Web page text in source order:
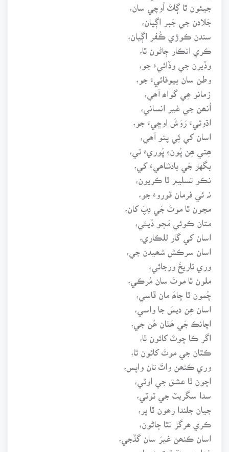
جيئون ٿا ڳاٽَ اُوچي سان،
جَلادن جي جَبر اڳيان،
سندن ڪوڙي ڪُفر اڳيان،
ڪري انڪار ڄاڻون ٿا،
وڏيرن جي وڏائيءَ جو،
وطن سان بيوفائيءَ جو،
زمانو ھِي گواھ آھي،
اُنھن جي غير انساني،
اڌوتيءَ رَوَشَ اوڇيءَ جو،
اسان کي ئِي پتو آھي،
ھِتي ھِن ڀُونءِ ڀُوريءَ تي،
بگهڙ جَي بادشاھيءَ کي،
نڪو تسليم ٿا ڪريون،
نہ ئي فرمان ڦوروءَ جو،
مڃون ٿا موتَ جَي ڊپَ کان،
متان ڪوئي مَڄو ڏيئي،
اسان کي گار للڪاري،
اسان سرڪش شھيدن جي،
وري تاريخَ ورجائي،
ملون ٿا موتَ سان مُرڪي،
چُمون ٿا چاھَ مان ڦاسي،
اسان ھِن ديسَ جا واسي،
اچانڪ جَي ھَٿان ھُن جي،
اگر ڪا چوٽَ کائون ٿا،
ڪٿان جي موٽَ کائون ٿا،
وري ڪنھن واٽَ تان واپس،
اچون ٿا عشق جي اوٽي،
سدا سگريٽ جي ٽوٽي،
جيان جلندا رھون ٿا پر،
ڪري ھرگز نٿا ڄاڻون،
اسان ڪنھن غيرَ سان گڏجي،
غداري سنڌ ڌرتيءَ سان_